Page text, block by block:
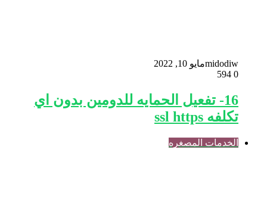
midodiwمايو 10, 2022
0
16- تفعيل الحمايه للدومين بدون اي
تكلفه ssl https
الخدمات المصغره